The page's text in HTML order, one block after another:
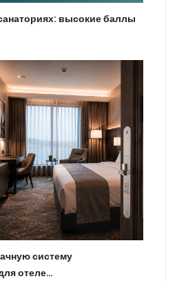
высокие баллы
систему
отеле…